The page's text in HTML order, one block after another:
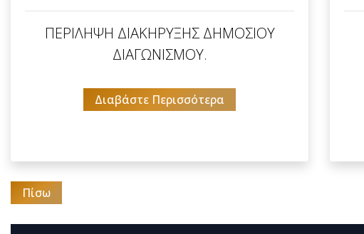
ΠΕΡΙΛΗΨΗ ΔΙΑΚΗΡΥΞΗΣ ΔΗΜΟΣΙΟΥ
ΔΙΑΓΩΝΙΣΜΟΥ.
Διαβάστε Περισσότερα
Πίσω